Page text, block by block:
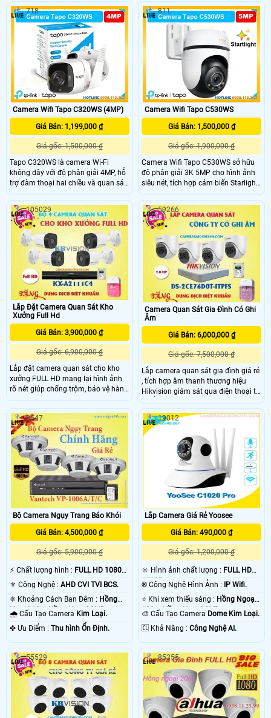
CMOS, cho phép giám sát trong điều
kiện ánh sáng yếu ban đêm với tầm
nhìn hồng ngoại lên đến 30m.
sát hệ thống kho hàng, kho xưởng,
siêu thị, bãi xe. . . Hệ thống camera
quan sát này sẽ đáp ứng được nhu
cầu sử dụng của khách hàng, đảm
bảo an toàn cho hệ thống camera
của mình
Camera Wifi Tapo C320WS (4MP)
Giá Bán: 1,199,000 ₫
Giá gốc: 1,500,000 ₫
Tapo C320WS là camera Wi-Fi
không dây với độ phân giải 4MP, hỗ
trợ đàm thoại hai chiều và quan sát
ban đêm với hình ảnh đầy đủ màu
sắc nhờ hồng ngoại 30m. Camera
tích hợp phát hiện chuyển động
thông minh, còi hú và đèn báo động,
đáp ứng chuẩn chống nước bụi
IP66. Đây là lựa chọn camera an
ninh giá rẻ, hiệu quả cho gia đình và
văn phòng.
718
Camera Wifi Tapo C530WS
Giá Bán: 1,500,000 ₫
Giá gốc: 1,900,000 ₫
Camera Wifi Tapo C530WS sở hữu
độ phân giải 3K 5MP cho hình ảnh
siêu nét, tích hợp cảm biến Starlight
giúp quan sát màu vào ban đêm.
Ngoài ra mẫu camera này cũng hỗ
trợ quay xoay 360°, phát hiện AI
thông minh phân biệt người, vật
nuôi, phương tiện và cảnh báo xâm
nhập chính xác đồng thời hỗ trợ kết
nối linh hoạt qua Wi-Fi hoặc
Ethernet.
811
Lắp Đặt Camera Quan Sát Kho
Xưởng Full Hd
Giá Bán: 3,900,000 ₫
Giá gốc: 6,900,000 ₫
Lắp đặt camera quan sát cho kho
xưởng FULL HD mang lại hình ảnh
rõ nét giúp chống trộm, bảo vệ hàng
hóa, đảm bảo an ninh, , quản lý các
nhân viên, công nhân trong kho
xưởng nên rất cần thiết, hỗ trợ
nhanh chóng tiện lợi cho lực lượng
bảo vệ kho xưởng, thực hiện nhiệm
vụ.
105029
Camera Quan Sát Gia Đình Có Ghi
Âm
Giá Bán: 6,000,000 ₫
Giá gốc: 7,500,000 ₫
Lắp camera quan sát gia đình giá rẻ
, tích hợp âm thanh thương hiệu
Hikvision giám sát qua điện thoại từ
xa ổn định tiết kiệm chi phí, lắp
camera giám sát hình ảnh FULL HD
bản báo giá lắp camera quan sát
gia đình đã bao gồm nhân công lắp
đặt và hình ảnh chất lượng hd công
nghệ mới, Chọn công ty camera An
Thành Phát lắp camera gia đình là
lựa chọn camera quan sát ổn định
59266
Bộ Camera Ngụy Trang Báo Khói
Giá Bán: 4,500,000 ₫
Giá gốc: 5,900,000 ₫
️⚡ Chất lượng hình : FULL HD 1080P
⚜️ Công Nghệ : AHD CVI TVI BCS.
❈ Khoảng Cách Ban Đêm : Hồng
Ngoại 10m Hồng Ngoại SMD.
🌧️ Cấu Tạo Camera Kim Loại.
️✤ Ưu Điểm : Thu hình Ổn Định.
8647
Lắp Camera Giá Rẻ Yoosee
Giá Bán: 490,000 ₫
Giá gốc: 1,200,000 ₫
🔆 Hình ảnh chất lượng : FULL HD
1080P .
®️ Công Nghệ Hình Ảnh : IP Wifi.
⭐ Khi xem thiếu sáng : Hồng Ngoại
100m Hồng Ngoại SMD.
🎨 Cấu Tạo Camera Dome Kim Loại.
️🆑 Khả Năng :Công Nghệ AI.
19012
55529 85355